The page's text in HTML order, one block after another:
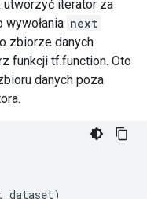
utworzyć iterator za
wywołania next
zbiorze danych
funkcji tf.function. Oto
danych poza
)